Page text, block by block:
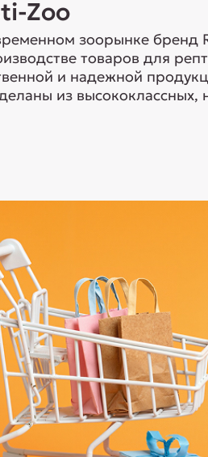
Zoo
зоорынке бренд
товаров для
и надежной
из